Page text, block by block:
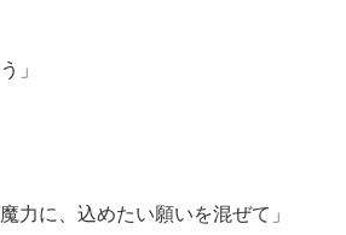
」
力に、込めたい願いを混ぜて」